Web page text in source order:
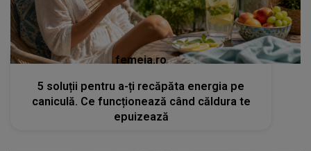
femeia.ro
5 soluții pentru a-ți recăpăta energia pe
caniculă. Ce funcționează când căldura te
epuizează